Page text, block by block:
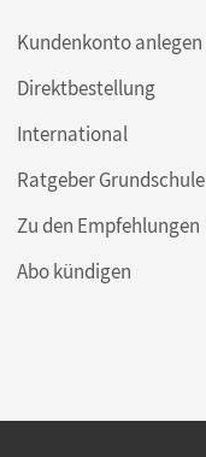
Kundenkonto anlegen
Direktbestellung
International
Ratgeber Grundschule
Zu den Empfehlungen
Abo kündigen